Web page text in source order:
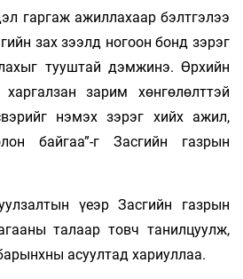
гаргаж ажиллахаар бэлтгэлээ
зах зээлд ногоон бонд зэрэг
тууштай дэмжинэ. Өрхийн
зарим хөнгөлөлттэй
нэмэх зэрэг хийх ажил,
байгаа”-г Засгийн газрын
үеэр Засгийн газрын
талаар товч танилцуулж,
асуултад хариуллаа.